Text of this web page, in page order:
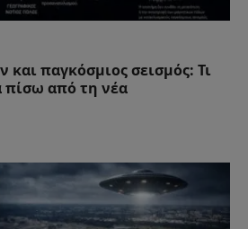
παγκόσμιος σεισμός: Τι
πίσω από τη νέα